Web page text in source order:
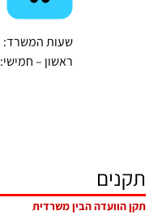
שעות המשרד:
ראשון – חמישי: 08:00 – 17:00
תקנים
תקן הוועדה הבין משרדית